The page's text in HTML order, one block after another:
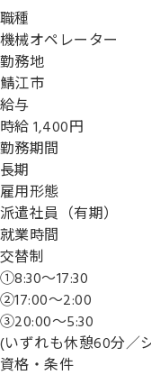
職種
機械オペレーター
勤務地
鯖江市
給与
時給 1,400円
勤務期間
長期
雇用形態
派遣社員（有期）
就業時間
交替制
①8:30～17:30
②17:00～2:00
③20:00～5:30
(いずれも休憩60分／
資格・条件